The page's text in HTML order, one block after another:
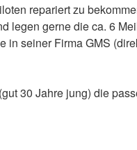
repariert zu
legen gerne die ca. 6
in seiner Firma GMS
30 Jahre jung) die